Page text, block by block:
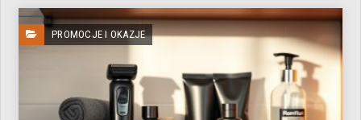
PROMOCJE I OKAZJE